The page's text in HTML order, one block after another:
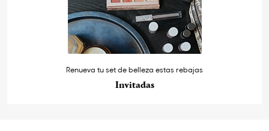
Renueva tu set de belleza estas rebajas
Invitadas